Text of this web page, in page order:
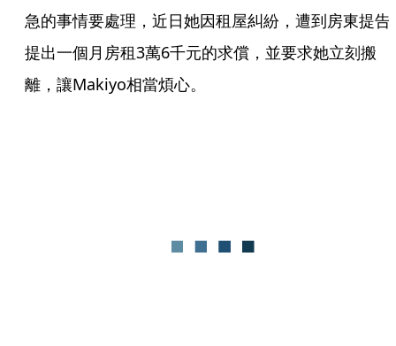
急的事情要處理，近日她因租屋糾紛，遭到房東提告
提出一個月房租3萬6千元的求償，並要求她立刻搬
離，讓Makiyo相當煩心。